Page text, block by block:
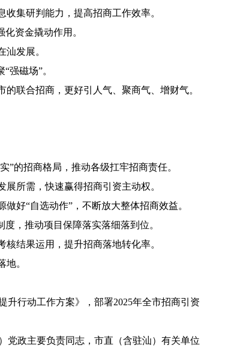
集研判能力，提高招商工作效率。
资金撬动作用。
发展。
强磁场”。
联合招商，更好引人气、聚商气、增财气。
”的招商格局，推动各级扛牢招商责任。
所需，快速赢得招商引资主动权。
好“自选动作”，不断放大整体招商效益。
，推动项目保障落实落细落到位。
结果运用，提升招商落地转化率。
地。
行动工作方案》，部署2025年全市招商引资
政主要负责同志，市直（含驻汕）有关单位